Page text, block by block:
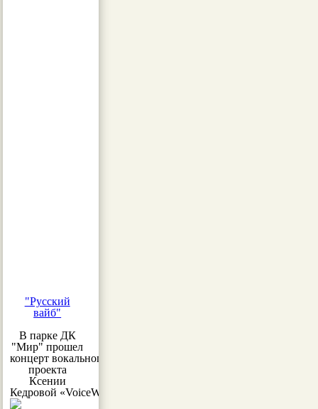
"Русский
вайб"
В парке ДК
"Мир" прошел
концерт вокального
проекта
Ксении
Кедровой «VoiceWoman»